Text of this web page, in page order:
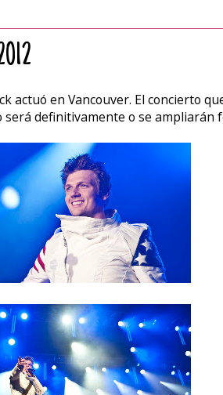
actuó en Vancouver. El concierto
definitivamente o se ampliarán